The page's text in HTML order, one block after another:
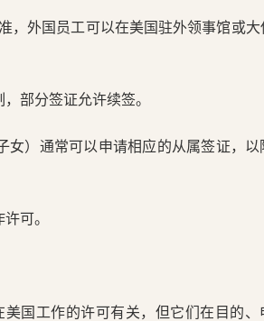
，外国员工可以在美国驻外领事馆或大
部分签证允许续签。
女）通常可以申请相应的从属签证，以
可。
国工作的许可有关，但它们在目的、